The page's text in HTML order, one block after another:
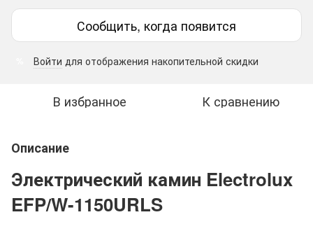
Сообщить, когда появится
Войти для отображения накопительной скидки
В избранное К сравнению
Описание
Электрический камин Electrolux
EFP/W-1150URLS